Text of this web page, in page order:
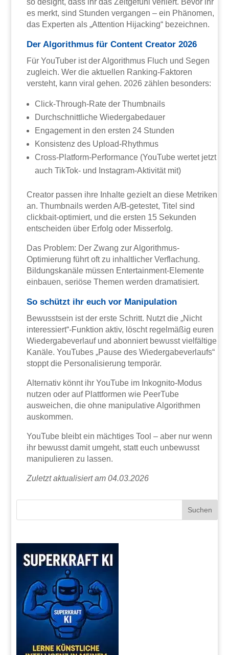
es merkt, sind Stunden vergangen – ein Phänomen,
das Experten als „Attention Hijacking“ bezeichnen.
Der Algorithmus für Content Creator 2026
Für YouTuber ist der Algorithmus Fluch und Segen
zugleich. Wer die aktuellen Ranking-Faktoren
versteht, kann viral gehen. 2026 zählen besonders:
Click-Through-Rate der Thumbnails
Durchschnittliche Wiedergabedauer
Engagement in den ersten 24 Stunden
Konsistenz des Upload-Rhythmus
Cross-Platform-Performance (YouTube wertet jetzt
auch TikTok- und Instagram-Aktivität mit)
Creator passen ihre Inhalte gezielt an diese Metriken
an. Thumbnails werden A/B-getestet, Titel sind
clickbait-optimiert, und die ersten 15 Sekunden
entscheiden über Erfolg oder Misserfolg.
Das Problem: Der Zwang zur Algorithmus-
Optimierung führt oft zu inhaltlicher Verflachung.
Bildungskanäle müssen Entertainment-Elemente
einbauen, seriöse Themen werden dramatisiert.
So schützt ihr euch vor Manipulation
Bewusstsein ist der erste Schritt. Nutzt die „Nicht
interessiert“-Funktion aktiv, löscht regelmäßig euren
Wiedergabeverlauf und abonniert bewusst vielfältige
Kanäle. YouTubes „Pause des Wiedergabeverlaufs“
stoppt die Personalisierung temporär.
Alternativ könnt ihr YouTube im Inkognito-Modus
nutzen oder auf Plattformen wie PeerTube
ausweichen, die ohne manipulative Algorithmen
auskommen.
YouTube bleibt ein mächtiges Tool – aber nur wenn
ihr bewusst damit umgeht, statt euch unbewusst
manipulieren zu lassen.
Zuletzt aktualisiert am 04.03.2026